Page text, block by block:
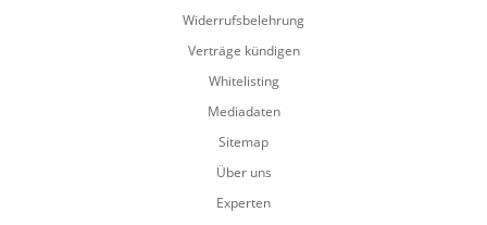
Widerrufsbelehrung
Verträge kündigen
Whitelisting
Mediadaten
Sitemap
Über uns
Experten